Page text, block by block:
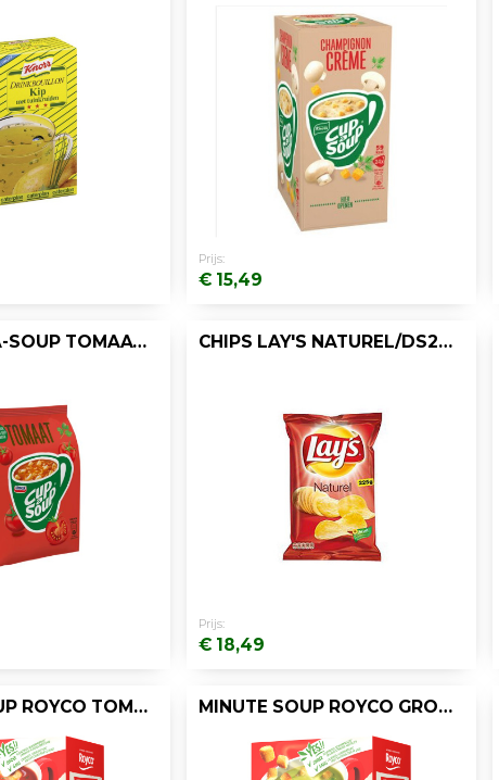
Prijs:
€ 15,49
SOEP CUP-A-SOUP TOMAAT 40PORT/PK 640G CHIPS LAY'S NATUREL/DS20X40 GR
Prijs:
€ 18,49
MINUTE SOUP ROYCO TOMAAT +CROÛT 200ML/20 MINUTE SOUP ROYCO GROENTE CROÛT 200ML/20